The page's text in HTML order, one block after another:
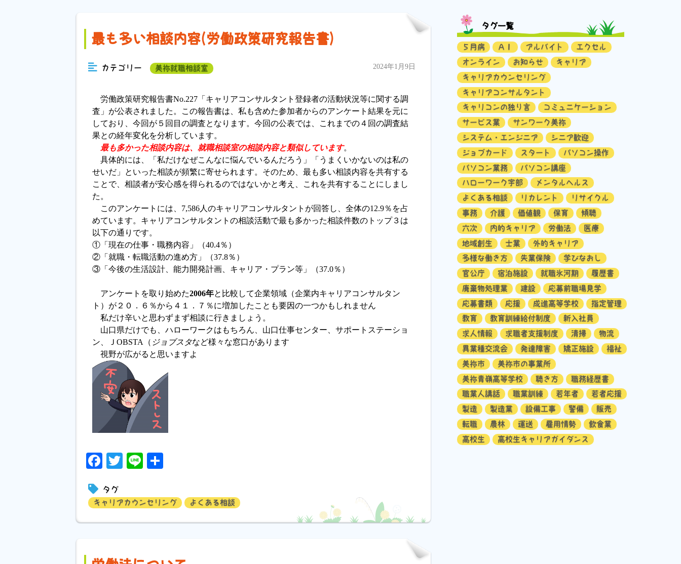
最も多い相談内容(労働政策研究報告書)
カテゴリー 美祢就職相談室 2024年1月9日
労働政策研究報告書No.227「キャリアコンサルタント登録者の活動状況等に関する調
査」が公表されました。この報告書は、私も含めた参加者からのアンケート結果を元に
しており、今回が５回目の調査となります。今回の公表では、これまでの４回の調査結
果との経年変化を分析しています。
最も多かった相談内容は、就職相談室の相談内容と類似しています。
具体的には、「私だけなぜこんなに悩んでいるんだろう」「うまくいかないのは私の
せいだ」といった相談が頻繁に寄せられます。そのため、最も多い相談内容を共有する
ことで、相談者が安心感を得られるのではないかと考え、これを共有することにしまし
た。
このアンケートには、7,586人のキャリアコンサルタントが回答し、全体の12.9％を占
めています。キャリアコンサルタントの相談活動で最も多かった相談件数のトップ３は
以下の通りです。
①「現在の仕事・職務内容」（40.4％）
②「就職・転職活動の進め方」（37.8％）
③「今後の生活設計、能力開発計画、キャリア・プラン等」（37.0％）
アンケートを取り始めた2006年と比較して企業領域（企業内キャリアコンサルタン
ト）が２０．６％から４１．７％に増加したことも要因の一つかもしれません
私だけ辛いと思わずまず相談に行きましょう。
山口県だけでも、ハローワークはもちろん、山口仕事センター、サポートステーショ
ン、ＪOBSTA（ ジョブスタなど様々な窓口があります
視野が広がると思いますよ
Facebook
Twitter
Line
タグ
キャリアカウンセリング よくある相談
タグ一覧
５月病 ＡＩ アルバイト
エクセル
オンライン
お知らせ
キャリア
キャリアカウンセリング
キャリアコンサルタント
キャリコンの独り言
コミュニケーション
サービス業
サンワーク美祢
システム・エンジニア
シニア歓迎
ジョブカード
スタート
パソコン操作
パソコン業務
パソコン講座
ハローワーク宇部
メンタルヘルス
よくある相談
リカレント
リサイクル
事務
介護 価値観 保育
傾聴
六次
内的キャリア 労働法
医療
地域創生
士業
外的キャリア
多様な働き方
失業保険
学びなおし
官公庁
宿泊施設 就職氷河期
履歴書
廃棄物処理業
建設
応募前職場見学
応募書類
応援 成進高等学校
指定管理
教育
教育訓練給付制度
新入社員
求人情報
求職者支援制度 清掃
物流
異業種交流会
発達障害 矯正施設
福祉
美祢市
美祢市の事業所
美祢青嶺高等学校
聴き方
職務経歴書
職業人講話
職業訓練 若年者
若者応援
製造
製造業 設備工事 警備
販売
転職
農林 運送 雇用情勢
飲食業
高校生
高校生キャリアガイダンス